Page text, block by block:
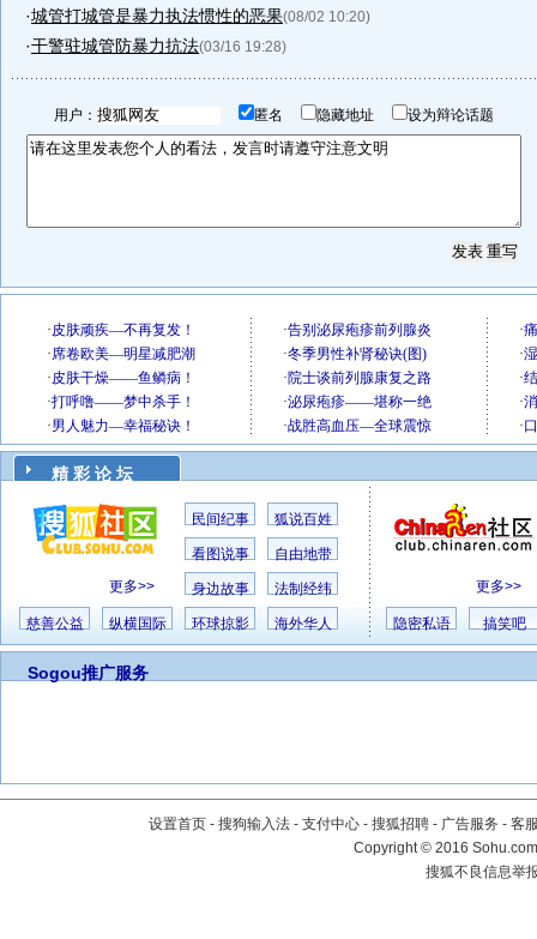
·城管打城管是暴力执法惯性的恶果(08/02 10:20)
·干警驻城管防暴力抗法(03/16 19:28)
用户： 匿名 隐藏地址 设为辩论话题
精 彩 论 坛
更多>>
民间纪事 狐说百姓
看图说事 自由地带
身边故事 法制经纬
慈善公益 纵横国际 环球掠影 海外华人
更多>>
隐密私语 搞笑吧
Sogou推广服务
设置首页 - 搜狗输入法 - 支付中心 - 搜狐招聘 - 广告服务 - 客
Copyright©2016
搜狐不良信息举